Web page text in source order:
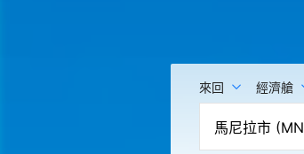
來回 經濟艙